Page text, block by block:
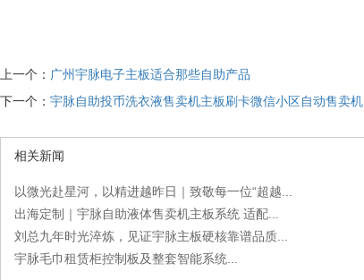
上一个： 广州宇脉电子主板适合那些自助产品
下一个： 宇脉自助投币洗衣液售卖机主板刷卡微信小区自动售卖机
相关新闻
以微光赴星河，以精进越昨日｜致敬每一位“超越...
出海定制｜宇脉自助液体售卖机主板系统 适配...
刘总九年时光淬炼，见证宇脉主板硬核靠谱品质...
宇脉毛巾租赁柜控制板及整套智能系统...